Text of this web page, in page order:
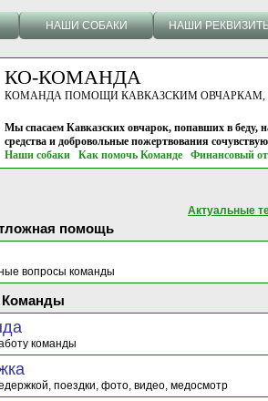
НАШИ СОБАКИ НАШИ
КО-КОМАНДА
КОМАНДА ПОМОЩИ КАВКАЗСКИМ ОВЧАРКАМ, г.
Мы спасаем Кавказских овчарок, попавших в беду,
средства и добровольные пожертвования
Наши собаки
Как помочь Команде Финансовый
Актуальные
помощь
вопросы команды
Команды
команды
поездки, фото, видео, медосмотр